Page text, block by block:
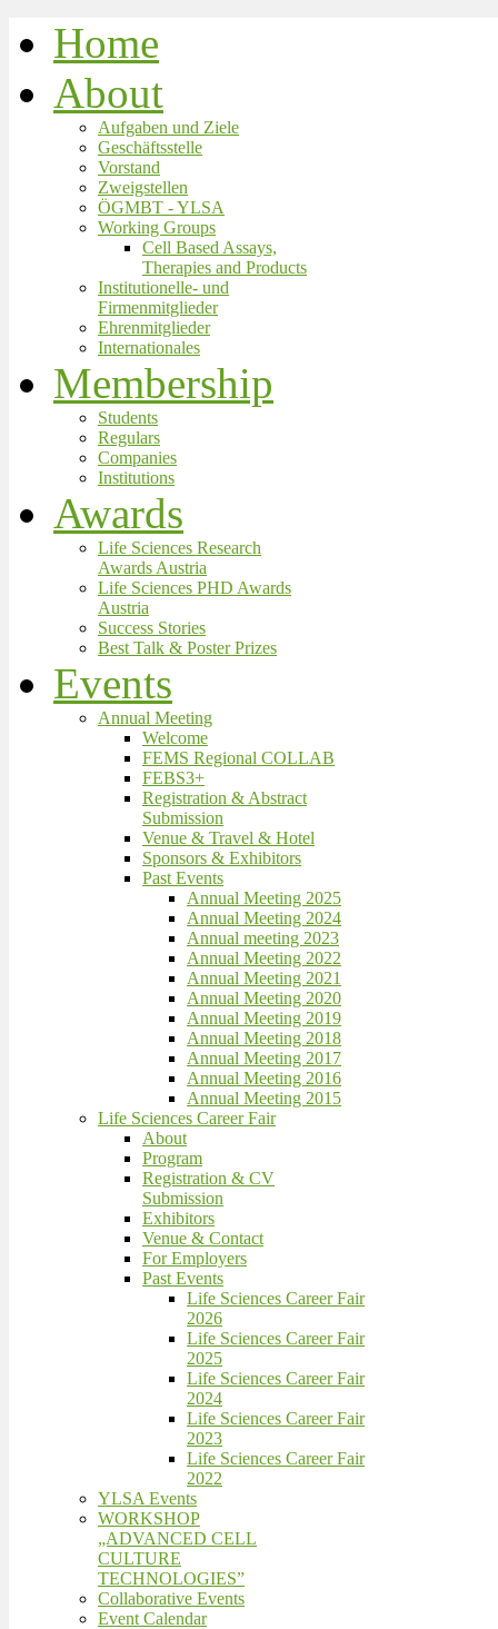
Home
About
Aufgaben und Ziele
Geschäftsstelle
Vorstand
Zweigstellen
ÖGMBT - YLSA
Working Groups
Cell Based Assays,
Therapies and Products
Institutionelle- und
Firmenmitglieder
Ehrenmitglieder
Internationales
Membership
Students
Regulars
Companies
Institutions
Awards
Life Sciences Research
Awards Austria
Life Sciences PHD Awards
Austria
Success Stories
Best Talk & Poster Prizes
Events
Annual Meeting
Welcome
FEMS Regional COLLAB
FEBS3+
Registration & Abstract
Submission
Venue & Travel & Hotel
Sponsors & Exhibitors
Past Events
Annual Meeting 2025
Annual Meeting 2024
Annual meeting 2023
Annual Meeting 2022
Annual Meeting 2021
Annual Meeting 2020
Annual Meeting 2019
Annual Meeting 2018
Annual Meeting 2017
Annual Meeting 2016
Annual Meeting 2015
Life Sciences Career Fair
About
Program
Registration & CV
Submission
Exhibitors
Venue & Contact
For Employers
Past Events
Life Sciences Career Fair
2026
Life Sciences Career Fair
2025
Life Sciences Career Fair
2024
Life Sciences Career Fair
2023
Life Sciences Career Fair
2022
YLSA Events
WORKSHOP
„ADVANCED CELL
CULTURE
TECHNOLOGIES”
Collaborative Events
Event Calendar